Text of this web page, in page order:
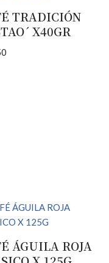
TRADICIÓN
X40GR
ÁGUILA ROJA